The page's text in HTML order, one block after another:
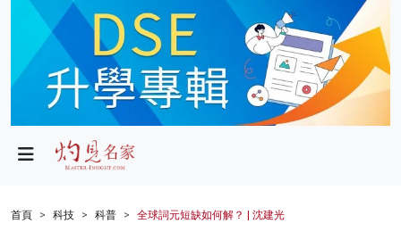
政局
財經
首頁 科技 科普 全球詞元短缺如何解？ | 沈建光